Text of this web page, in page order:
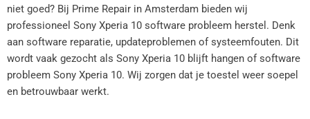
niet goed? Bij Prime Repair in Amsterdam bieden wij
professioneel Sony Xperia 10 software probleem herstel. Denk
aan software reparatie, updateproblemen of systeemfouten. Dit
wordt vaak gezocht als Sony Xperia 10 blijft hangen of software
probleem Sony Xperia 10. Wij zorgen dat je toestel weer soepel
en betrouwbaar werkt.